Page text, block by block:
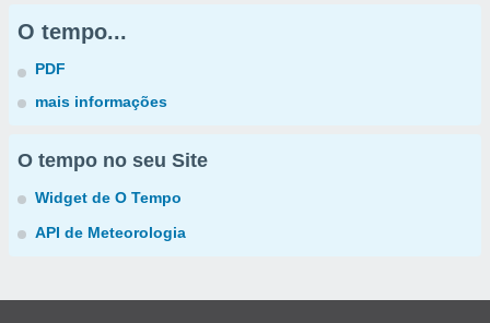
O tempo...
PDF
mais informações
O tempo no seu Site
Widget de O Tempo
API de Meteorologia